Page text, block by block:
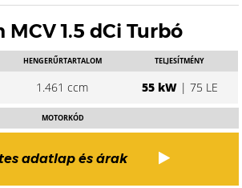
MCV 1.5 dCi Turbó
HENGERŰRTARTALOM
1.461 ccm
TELJESÍTMÉNY
55 kW| 75 LE
MOTORKÓD
adatlap és árak